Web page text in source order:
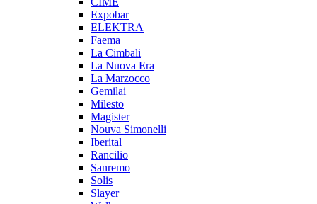
Expobar
ELEKTRA
Faema
La Cimbali
La Nuova Era
La Marzocco
Gemilai
Milesto
Magister
Nouva Simonelli
Iberital
Rancilio
Sanremo
Solis
Slayer